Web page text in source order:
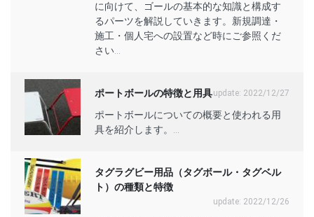
に向けて、ゴールの基本的な知識と構成す
るパーツを解説していきます。新規調達・
施工・個人宅への設置など時にご参照くだ
さい...
ポートボールの特徴と用具update: 2022/12/27
ポートボールについての概要と使われる用
具を紹介します。...
タグラグビー用品（タグボール・タグベル
ト）の種類と特徴
update: 2022/12/26